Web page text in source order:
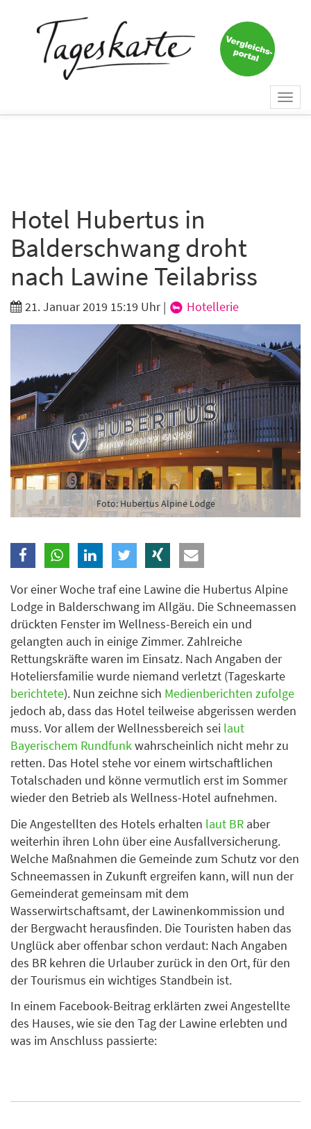
Hotel Hubertus in
Balderschwang droht
nach Lawine Teilabriss
21. Januar 2019 15:19 Uhr| Hotellerie
Foto: Hubertus Alpine Lodge
Vor einer Woche traf eine Lawine die Hubertus Alpine
Lodge in Balderschwang im Allgäu. Die Schneemassen
drückten Fenster im Wellness-Bereich ein und
gelangten auch in einige Zimmer. Zahlreiche
Rettungskräfte waren im Einsatz. Nach Angaben der
Hoteliersfamilie wurde niemand verletzt (Tageskarte
berichtete). Nun zeichne sich Medienberichten zufolge
jedoch ab, dass das Hotel teilweise abgerissen werden
muss. Vor allem der Wellnessbereich sei laut
Bayerischem Rundfunkwahrscheinlich nicht mehr zu
retten. Das Hotel stehe vor einem wirtschaftlichen
Totalschaden und könne vermutlich erst im Sommer
wieder den Betrieb als Wellness-Hotel aufnehmen.
Die Angestellten des Hotels erhalten laut BR aber
weiterhin ihren Lohn über eine Ausfallversicherung.
Welche Maßnahmen die Gemeinde zum Schutz vor den
Schneemassen in Zukunft ergreifen kann, will nun der
Gemeinderat gemeinsam mit dem
Wasserwirtschaftsamt, der Lawinenkommission und
der Bergwacht herausfinden. Die Touristen haben das
Unglück aber offenbar schon verdaut: Nach Angaben
des BR kehren die Urlauber zurück in den Ort, für den
der Tourismus ein wichtiges Standbein ist.
In einem Facebook-Beitrag erklärten zwei Angestellte
des Hauses, wie sie den Tag der Lawine erlebten und
was im Anschluss passierte:
Keine Nachricht mehr
verpassen!
E-Mail*
Branche
Ich möchte folgende Newsletter erhalten
Tageskarte-Newsletter (gegen 8.30 Uhr)
Ich habe dieDatenschutzerklärungzur Kenntnis
genommen.
Anmelden Danke, heute nicht